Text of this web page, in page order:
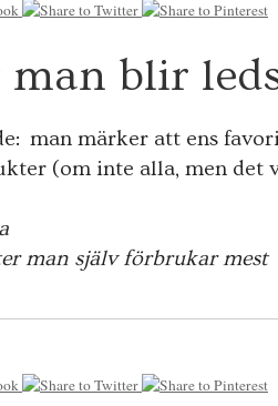
man blir
man märker att ens
(om inte alla, men det
man själv förbrukar mest